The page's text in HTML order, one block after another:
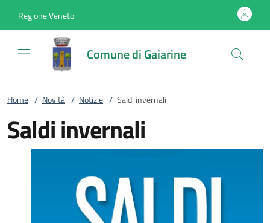
Regione Veneto
Comune di Gaiarine
Home / Novità / Notizie / Saldi invernali
Saldi invernali